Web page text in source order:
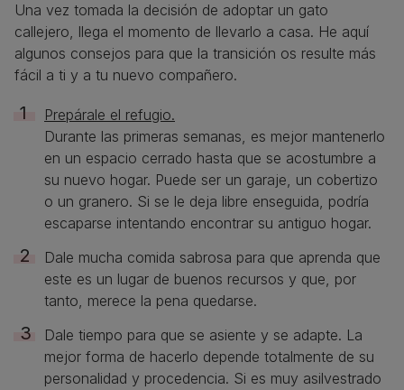
Una vez tomada la decisión de adoptar un gato
callejero, llega el momento de llevarlo a casa. He aquí
algunos consejos para que la transición os resulte más
fácil a ti y a tu nuevo compañero.
Prepárale el refugio.
Durante las primeras semanas, es mejor mantenerlo
en un espacio cerrado hasta que se acostumbre a
su nuevo hogar. Puede ser un garaje, un cobertizo
o un granero. Si se le deja libre enseguida, podría
escaparse intentando encontrar su antiguo hogar.
Dale mucha comida sabrosa para que aprenda que
este es un lugar de buenos recursos y que, por
tanto, merece la pena quedarse.
Dale tiempo para que se asiente y se adapte. La
mejor forma de hacerlo depende totalmente de su
personalidad y procedencia. Si es muy asilvestrado